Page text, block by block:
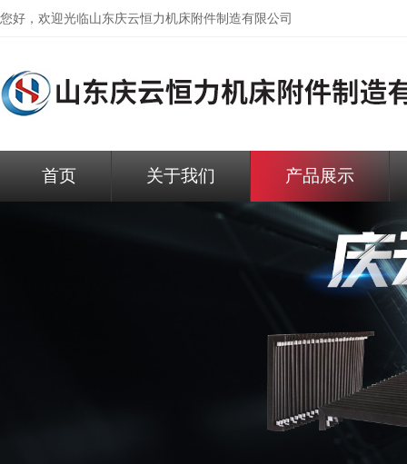
您好，欢迎光临山东庆云恒力机床附件制造有限公司
首页 关于我们 产品展示